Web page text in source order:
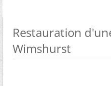
Restauration
Wimshurst